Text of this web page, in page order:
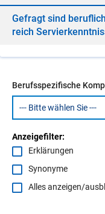
Ge­fragt sind
reich
Berufsspezifische
Anzeigefilter:
Erklärungen
Synonyme
Alles anzeigen/